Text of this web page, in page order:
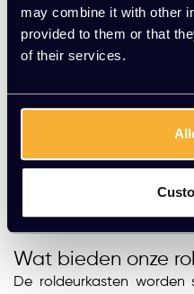
may combine it with other
provided to them or that
of their services.
Roldeurkasten zijn
Zoals al vermeld zijn
in je kantoor zonder dat
Sterker nog, de
archiefkast voor
thuiswerkplekken. Bij
en prijsklassen. Zo
Wat bieden onze
De roldeurkasten